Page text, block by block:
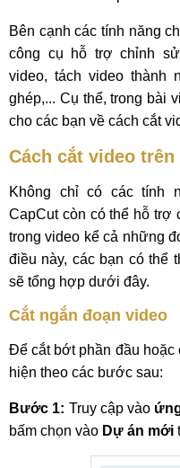
Bên cạnh các tính năng
công cụ hỗ trợ chỉnh
video, tách video thành
ghép,... Cụ thể, trong bài
cho các bạn về cách cắt
Cách cắt video trên
Không chỉ có các tính
CapCut còn có thể hỗ trợ
trong video kể cả những
điều này, các bạn có thể
sẽ tổng hợp dưới đây.
Cắt ngắn đoạn video
Để cắt bớt phần đầu
hiện theo các bước sau:
Bước 1: Truy cập vào
bấm chọn vào Dự án mới